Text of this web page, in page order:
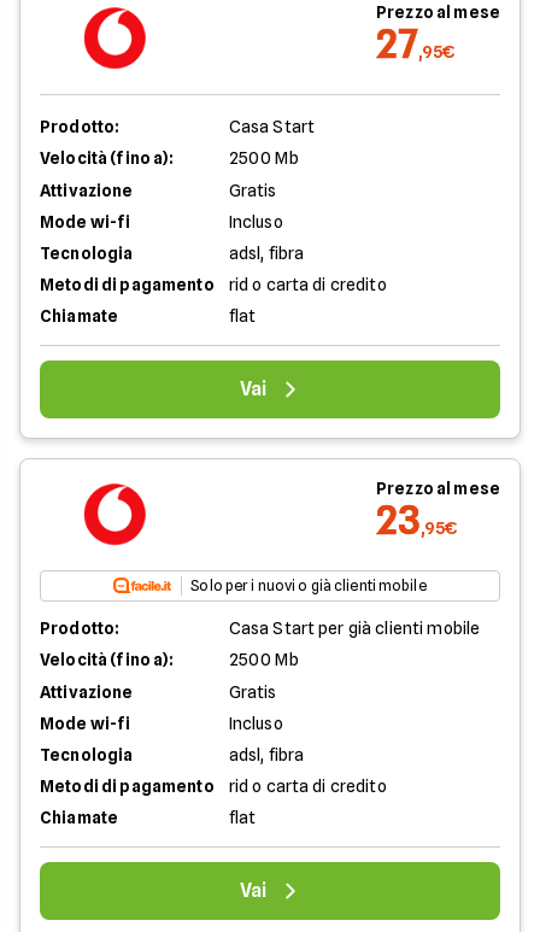
Prezzo al mese
27,95€
Prodotto:
Casa Start
Velocità (fino a):
2500 Mb
Attivazione
Gratis
Mode wi-fi
Incluso
Tecnologia
adsl, fibra
Metodi di pagamento
rid o carta di credito
Chiamate
flat
Vai
Prezzo al mese
23,95€
Solo per i nuovi o già clienti mobile
Prodotto:
Casa Start per già clienti mobile
Velocità (fino a):
2500 Mb
Attivazione
Gratis
Mode wi-fi
Incluso
Tecnologia
adsl, fibra
Metodi di pagamento
rid o carta di credito
Chiamate
flat
Vai